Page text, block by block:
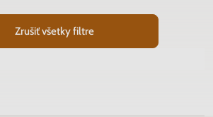
Zrušiť všetky filtre